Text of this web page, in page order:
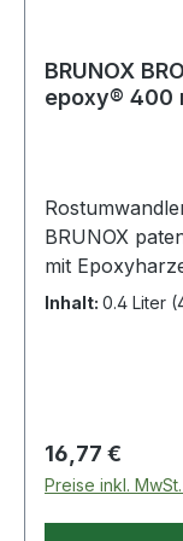
BRUNOX
epoxy® 400
BRUNOX
mit
Rostporen ein
zu applizieren
mineralischen
Schritten: 1.
Inhalt: 0.4 Liter
Regulärer
16,77 €
Preise inkl.